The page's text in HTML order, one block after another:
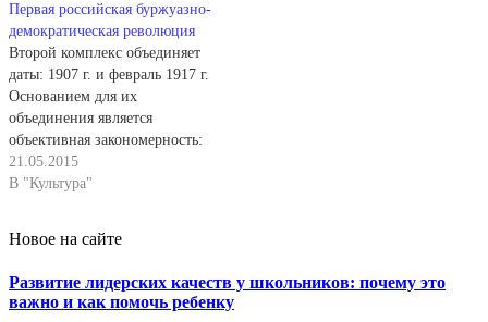
одно и то же время В разных
сферах общественной жизни
одной страны. Примером
может служить таблица,
объединяющая события и
явления из истории России
второй половины XVIII в.
Эту таблицу учительница В.
…
Первая российская буржуазно-
демократическая революция
Второй комплекс объединяет
даты: 1907 г. и февраль 1917 г.
Основанием для их
объединения является
объективная закономерность:
первая российская буржуазно-
демократическая революция,
необходимой вторую
революцию, которая
произошла в феврале 1917 г.
21.05.2015
В "Культура"
Новое на сайте
Развитие лидерских качеств у школьников: почему это
важно и как помочь ребенку